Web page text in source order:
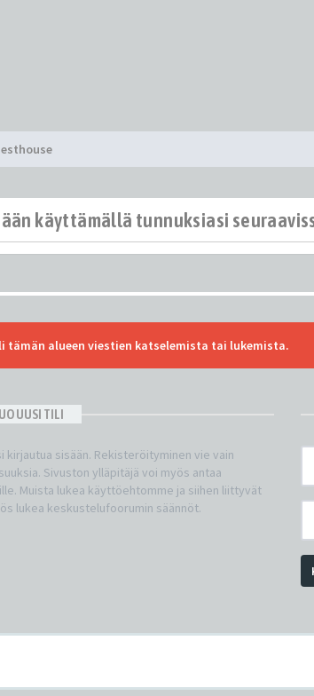
käyttämällä tunnuksiasi
tämän alueen viestien katselemista tai lukemista.
UUSI TILI
sisään. Rekisteröityminen vie vain
Sivuston ylläpitäjä voi myös antaa
Muista lukea käyttöehtomme ja siihen liittyvät
lukea keskustelufoorumin säännöt.